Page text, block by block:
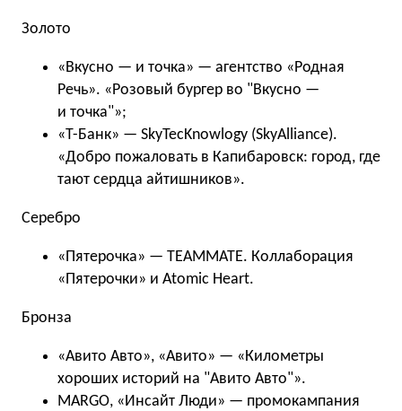
Золото
«Вкусно — и точка» — агентство «Родная
Речь». «Розовый бургер во "Вкусно —
и точка"»;
«Т-Банк» — SkyTecKnowlogy (SkyAlliance).
«Добро пожаловать в Капибаровск: город, где
тают сердца айтишников».
Серебро
«Пятерочка» — TEAMMATE. Коллаборация
«Пятерочки» и Atomic Heart.
Бронза
«Авито Авто», «Авито» — «Километры
хороших историй на "Авито Авто"».
MARGO, «Инсайт Люди» — промокампания